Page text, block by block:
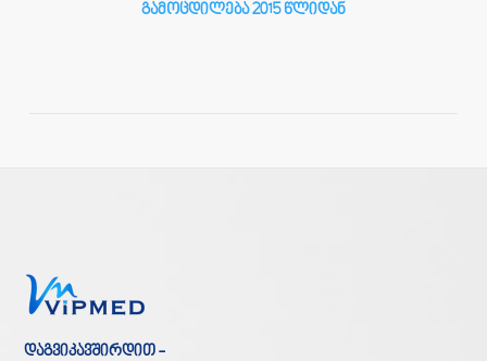
გამოცდილება 2015 წლიდან
დაგვიკავშირდით -